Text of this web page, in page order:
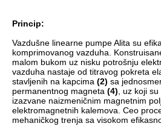
Princip:
Vazdušne linearne pumpe Alita su
komprimovanog vazduha.
malom bukom uz nisku potrošnju
vazduha nastaje od titravog pokreta
stavljenih na kapcima (2) sa
permanentnog magneta (4) , uz koji
izazvane naizmeničnim magnetnim
elektromagnetnih kalemova. Ceo
mehaničkog trenja sa visokom